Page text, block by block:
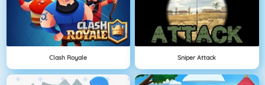
Clash Royale Sniper Attack